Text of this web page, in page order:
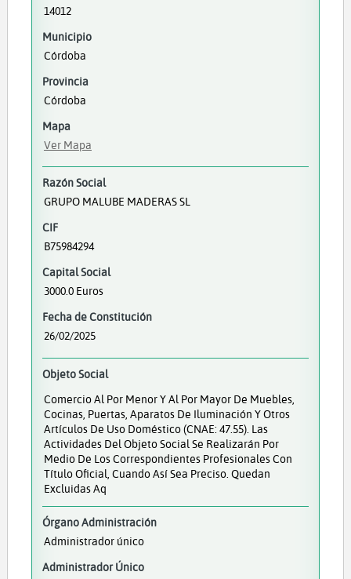
14012
Municipio
Córdoba
Provincia
Córdoba
Mapa
Ver Mapa
Razón Social
GRUPO MALUBE MADERAS SL
CIF
B75984294
Capital Social
3000.0 Euros
Fecha de Constitución
26/02/2025
Objeto Social
Comercio Al Por Menor Y Al Por Mayor De Muebles,
Cocinas, Puertas, Aparatos De Iluminación Y Otros
Artículos De Uso Doméstico (CNAE: 47.55). Las
Actividades Del Objeto Social Se Realizarán Por
Medio De Los Correspondientes Profesionales Con
Título Oficial, Cuando Así Sea Preciso. Quedan
Excluidas Aq
Órgano Administración
Administrador único
Administrador Único